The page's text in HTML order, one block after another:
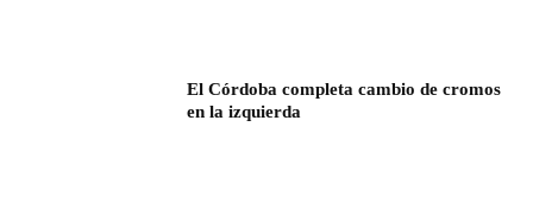
El Córdoba completa cambio de cromos
en la izquierda